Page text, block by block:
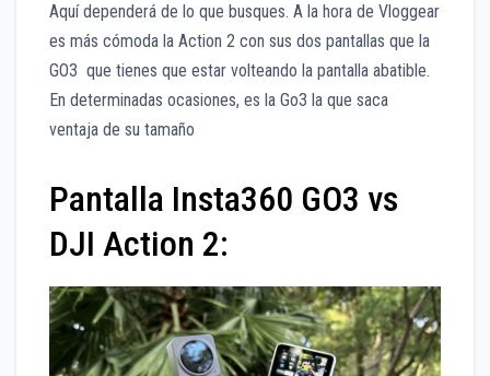
Aquí dependerá de lo que busques. A la hora de Vloggear
es más cómoda la Action 2 con sus dos pantallas que la
GO3 que tienes que estar volteando la pantalla abatible.
En determinadas ocasiones, es la Go3 la que saca
ventaja de su tamaño
Pantalla Insta360 GO3 vs
DJI Action 2: